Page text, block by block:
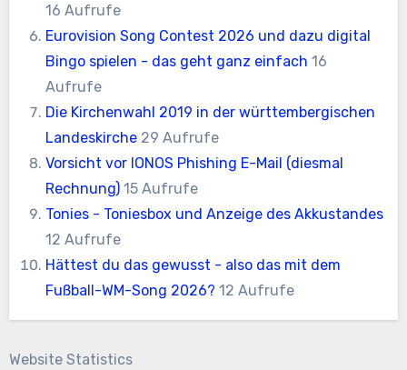
16 Aufrufe
Eurovision Song Contest 2026 und dazu digital
Bingo spielen - das geht ganz einfach 16
Aufrufe
Die Kirchenwahl 2019 in der württembergischen
Landeskirche 29 Aufrufe
Vorsicht vor IONOS Phishing E-Mail (diesmal
Rechnung) 15 Aufrufe
Tonies - Toniesbox und Anzeige des Akkustandes
12 Aufrufe
Hättest du das gewusst - also das mit dem
Fußball-WM-Song 2026? 12 Aufrufe
Website Statistics